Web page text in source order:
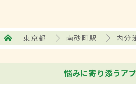
東京都 南砂町駅 内分
悩みに寄り添うア